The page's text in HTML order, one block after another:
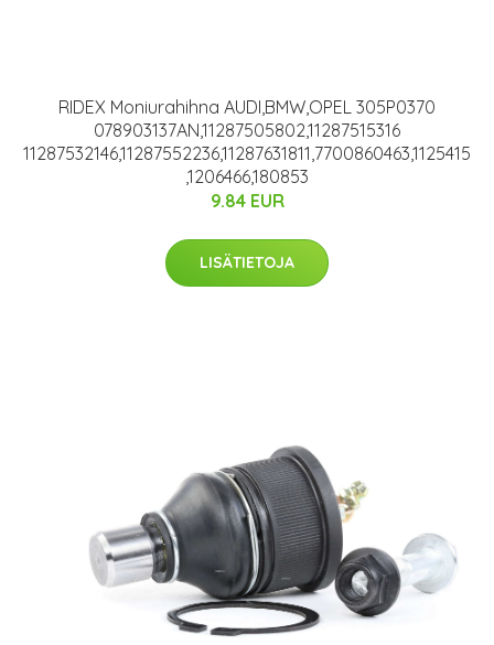
RIDEX Moniurahihna AUDI,BMW,OPEL 305P0370
078903137AN,11287505802,11287515316
11287532146,11287552236,11287631811,7700860463,1125415
,1206466,180853
9.84 EUR
LISÄTIETOJA